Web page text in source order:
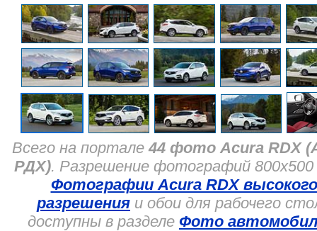
Всего на портале 44 фото Acura RDX
РДХ). Разрешение фотографий 800x500
Фотографии Acura RDX высокого
разрешения и обои для рабочего
доступны в разделе Фото